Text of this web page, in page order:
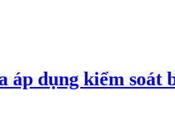
áp dụng kiểm